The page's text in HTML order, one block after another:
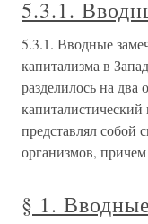
5.3.1.
5.3.1. Вводные
капитализма в
разделилось на
представлял собой
организмов,
§ 1.